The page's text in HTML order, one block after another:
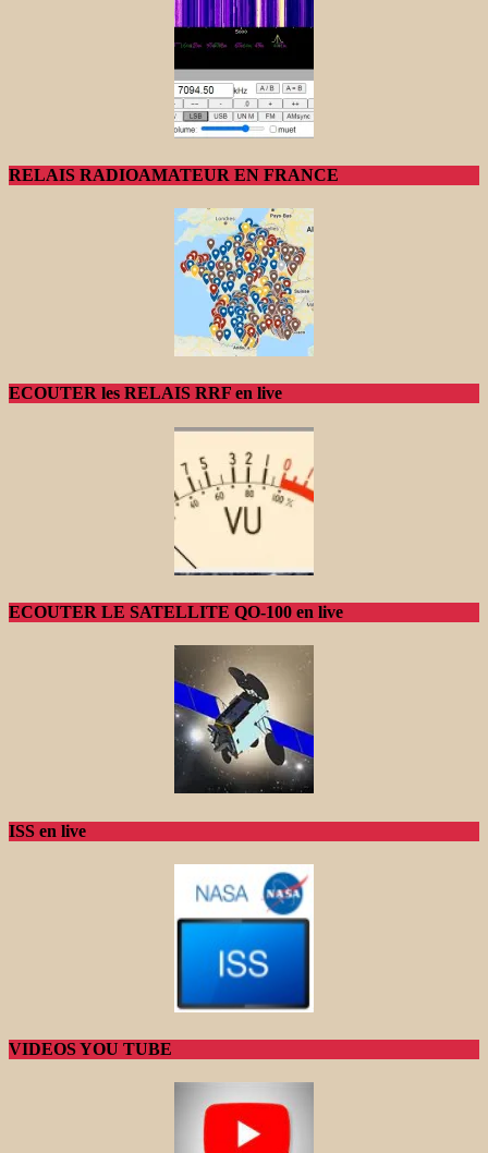
RELAIS RADIOAMATEUR EN FRANCE
ECOUTER les RELAIS RRF en live
ECOUTER LE SATELLITE QO-100 en live
ISS en live
VIDEOS YOU TUBE